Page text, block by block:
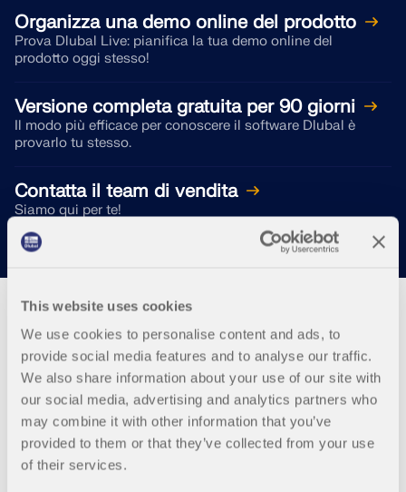
This website uses cookies
We use cookies to personalise content and ads, to
provide social media features and to analyse our traffic.
We also share information about your use of our site with
our social media, advertising and analytics partners who
may combine it with other information that you’ve
provided to them or that they’ve collected from your use
of their services.
Organizza una demo online del prodotto
Prova Dlubal Live: pianifica la tua demo online del
prodotto oggi stesso!
Versione completa gratuita per 90 giorni
Il modo più efficace per conoscere il software Dlubal è
provarlo tu stesso.
Contatta il team di vendita
Siamo qui per te!
Webshop
Configura il tuo pacchetto di programmi
personalizzato e scopri tutti i prezzi online!